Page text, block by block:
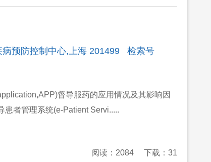
病预防控制中心,上海 201499 检索号
督导服药的应用情况及其影响因
者管理系统(e-Patient Servi.....
阅读：2084 下载：31